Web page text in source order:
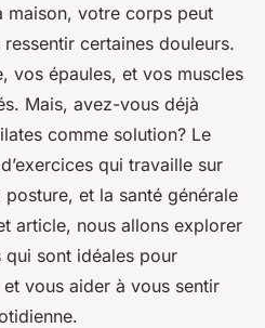
maison, votre corps peut
certaines douleurs.
vos épaules, et vos muscles
Mais, avez-vous déjà
comme solution? Le
qui travaille sur
posture, et la santé générale
article, nous allons explorer
qui sont idéales pour
vous aider à vous sentir